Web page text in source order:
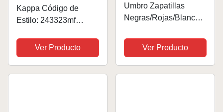
Kappa Código de
Estilo: 243323mf
Unisex, Zapatillas
Adulto, Color Rojo
Blanco, 41 EU
Ver Producto
Umbro Zapatillas
Negras/Rojas/Blancas
rojo, 33 EU
Ver Producto